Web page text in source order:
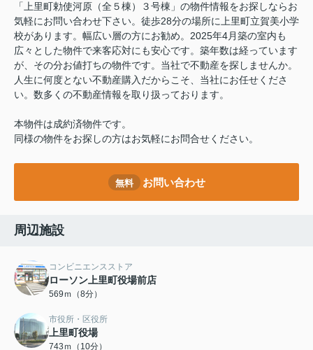
「上里町勅使河原（全５棟）３号棟」の物件情報をお探しならお
気軽にお問い合わせ下さい。徒歩28分の場所に上里町立賀美小学
校があります。幅広い層の方にお勧め。2025年4月築の室内も
広々とした物件で来客応対にも安心です。築年数は経っています
が、その分お値打ちの物件です。当社で不動産を探しませんか。
人生に何度とない不動産購入だからこそ、当社にお任せくださ
い。数多くの不動産情報を取り扱っております。
本物件は成約済物件です。
同様の物件をお探しの方はお気軽にお問合せください。
無料 お問い合わせ
周辺施設
コンビニエンスストア
ローソン上里町役場前店
569ｍ（8分）
市役所・区役所
上里町役場
743ｍ（10分）